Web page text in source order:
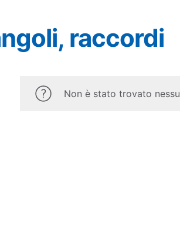
raccordi
Non è stato trovato